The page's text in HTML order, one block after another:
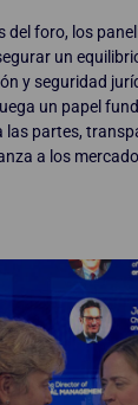
del foro, los
un
y seguridad
un papel
partes,
a los